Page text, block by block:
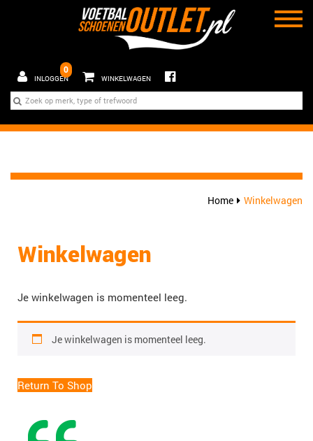
INLOGGEN
0
WINKELWAGEN
Home Winkelwagen
Winkelwagen
Je winkelwagen is momenteel leeg.
Je winkelwagen is momenteel leeg.
Return To Shop